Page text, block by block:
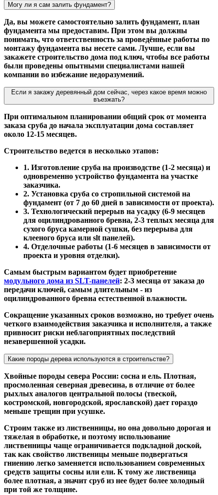
Могу ли я сам залить фундамент?
Да, вы можете самостоятельно залить фундамент, план
фундамента мы предоставим. При этом вы должны
понимать, что ответственность за проведённые работы по
монтажу фундамента вы несете сами. Лучше, если вы
закажете строительство дома под ключ, чтобы все работы
были проведены опытными специалистами нашей
компании во избежание недоразумений.
Если я закажу деревянный дом сейчас, через какое время можно
въезжать?
При оптимальном планировании общий срок от момента
заказа сруба до начала эксплуатации дома составляет
около 12-15 месяцев.
Строительство ведется в несколько этапов:
1. Изготовление сруба на производстве (1-2 месяца) и
одновременно устройство фундамента на участке
заказчика.
2. Установка сруба со стропильной системой на
фундамент (от 7 до 60 дней в зависимости от проекта).
3. Технологический перерыв на усадку (6-9 месяцев
для оцилиндрованного бревна, 2-3 теплых месяца для
сухого бруса камерной сушки, без перерыва для
клееного бруса или slt панелей).
4. Отделочные работы (1-6 месяцев в зависимости от
проекта и уровня отделки).
Самым быстрым вариантом будет приобретение
модульного дома из SLT-панелей: 2-3 месяца от заказа до
передачи ключей, самым длительным - из
оцилиндрованного бревна естественной влажности.
Сокращение указанных сроков возможно, но требует очень
четкого взаимодействия заказчика и исполнителя, а также
привносит риски неблагоприятных последствий
незавершенной усадки.
Какие породы дерева используются в строительстве?
Хвойные породы севера России: сосна и ель. Плотная,
просмоленная северная древесина, в отличие от более
рыхлых аналогов центральной полосы (твеской,
костромской, новгородской, ярославской) дает гораздо
меньше трещин при усушке.
Строим также из лиственницы, но она довольно дорогая и
тяжелая в обработке, и поэтому использование
лиственницы чаще ограничивается подкладной доской,
так как свойство лиственицы меньше подвергаться
гниению легко заменяется использованием современных
средств защиты сосны или ели. К тому же лиственица
более плотная, а значит сруб из нее будет более холодный
при той же толщине.